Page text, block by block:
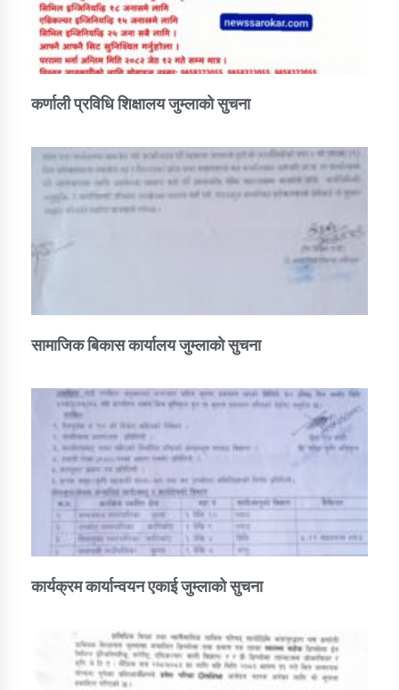
कर्णाली प्राविधि शिक्षालय जुम्लाको सुचना
तातोपानी गाउँपालिकाको न्यायिक समिति सम्बन्धी सन्देश
तातोपानी गाउँपालिका जुम्लाको महिला तथा लैङ्गिक हिंसा
तातोपानी गाउँपालिका जुम्लाको सूचना
कर्णाली प्रविधि शिक्षालय जुम्लाको सुचना
सामाजिक बिकास कार्यालय जुम्लाकाे सुचना
कार्यक्रम कार्यान्वयन एकाई जुम्लाको सुचना